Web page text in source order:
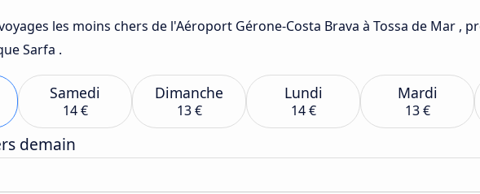
les moins chers de l'Aéroport Gérone-Costa Brava à Tossa de Mar ,
Sarfa .
Samedi
14 €
Dimanche
13 €
Lundi
14 €
Mardi
13 €
demain